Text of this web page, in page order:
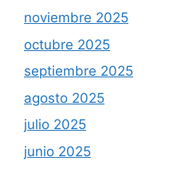
noviembre 2025
octubre 2025
septiembre 2025
agosto 2025
julio 2025
junio 2025